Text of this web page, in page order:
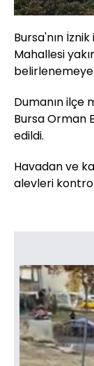
Bursa'nın
Mahallesi
Dumanın ilçe
Bursa Orman
edildi.
Havadan ve
alevleri